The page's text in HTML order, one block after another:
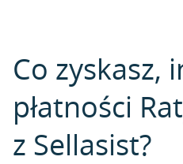
Co zyskasz,
płatności
z Sellasist?